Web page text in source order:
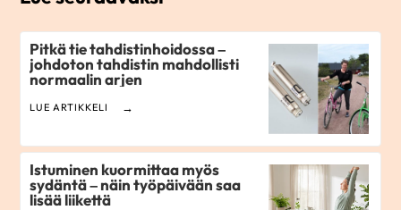
Pitkä tie tahdistinhoidossa –
johdoton tahdistin mahdollisti
normaalin arjen
LUE ARTIKKELI
Istuminen kuormittaa myös
sydäntä – näin työpäivään saa
lisää liikettä